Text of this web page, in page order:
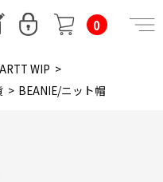
0
WIP >
> BEANIE/ニット帽